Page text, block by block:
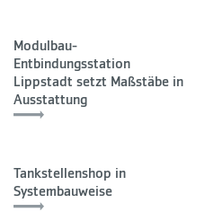
Modulbau-
Entbindungsstation
Lippstadt setzt Maßstäbe in
Ausstattung
Tankstellenshop in
Systembauweise